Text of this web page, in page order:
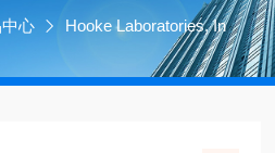
心
Hooke Laboratories, In